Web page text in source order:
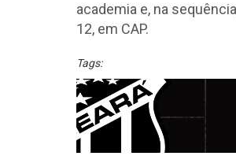
academia e, na
12, em CAP.
Tags: